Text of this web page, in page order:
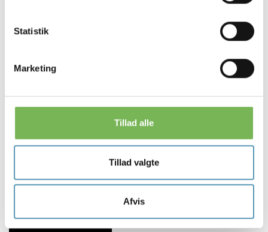
Statistik
Marketing
Tillad alle
Tillad valgte
Afvis
Søren Munkholm
Fysioterapeut